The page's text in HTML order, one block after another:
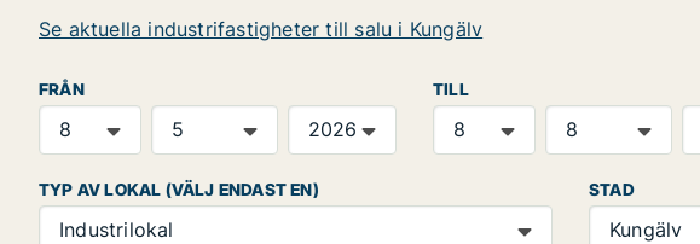
Se aktuella industrifastigheter till salu i Kungälv
FRÅN TILL
TYP AV LOKAL (VÄLJ ENDAST EN)
Industrilokal
STAD
Kungälv